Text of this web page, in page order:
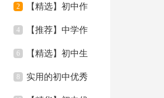
2 【精选】初中作
文集合八篇
4 【推荐】中学作
文300字九篇
6 【精选】初中生
作文集合8篇
8 实用的初中优秀